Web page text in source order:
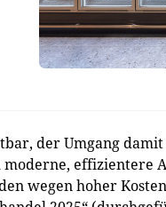
der Umgang
effizientere
wegen hoher